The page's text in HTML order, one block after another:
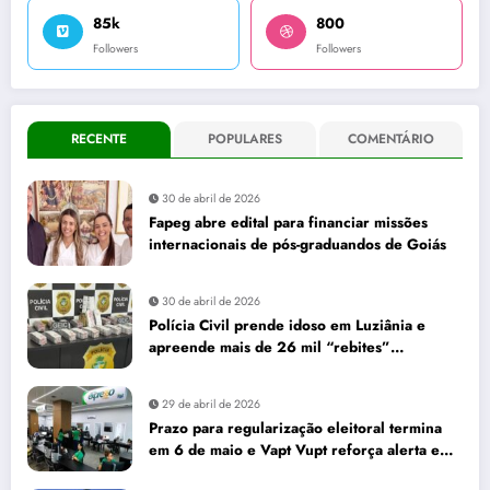
85k
Followers
800
Followers
RECENTE POPULARES COMENTÁRIO
30 de abril de 2026
Fapeg abre edital para financiar missões
internacionais de pós-graduandos de Goiás
30 de abril de 2026
Polícia Civil prende idoso em Luziânia e
apreende mais de 26 mil “rebites”
29 de abril de 2026
Prazo para regularização eleitoral termina
em 6 de maio e Vapt Vupt reforça alerta em